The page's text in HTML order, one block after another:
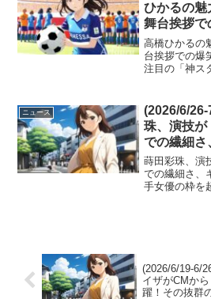
ひかるの魅
舞台挨拶で
ら、SNS
ル」、そし
まで。
高橋ひかるの
台挨拶での爆
注目の「神ス
か、その秘密
んの活躍が止
ニュース
(2026/6/26-7/3) 蒔田彩
珠、演技が
での繊細さ
感。若手女
日本の映画
挑戦にも期
蒔田彩珠、演
での繊細さ、
手女優の枠を
(2026/6/19-6/26) 池田エライザ：池田
イザがCMか
躍！その抜群